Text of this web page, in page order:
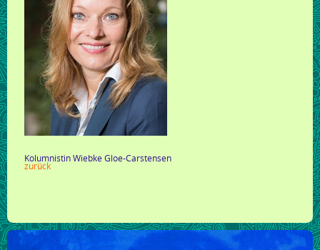
Kolumnistin Wiebke Gloe-Carstensen
zurück